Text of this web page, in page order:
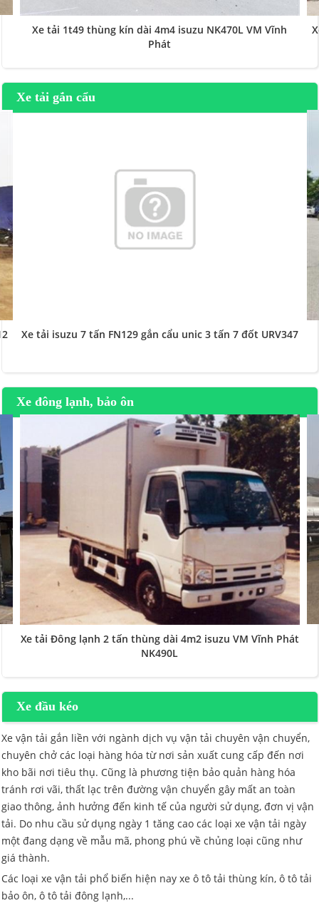
Xe tải 1t49 thùng kín dài 4m4 isuzu NK470L VM Vĩnh
Phát
Xe tải gắn cẩu
Xe tải isuzu 7 tấn FN129 gắn cẩu unic 3 tấn 7 đốt URV347
Xe đông lạnh, bảo ôn
Xe tải Đông lạnh 2 tấn thùng dài 4m2 isuzu VM Vĩnh Phát
NK490L
Xe đầu kéo
Xe vận tải gắn liền với ngành dịch vụ vận tải chuyên vận chuyển,
chuyên chở các loại hàng hóa từ nơi sản xuất cung cấp đến nơi
kho bãi nơi tiêu thụ. Cũng là phương tiện bảo quản hàng hóa
tránh rơi vãi, thất lạc trên đường vận chuyển gây mất an toàn
giao thông, ảnh hưởng đến kinh tế của người sử dụng, đơn vị vận
tải. Do nhu cầu sử dụng ngày 1 tăng cao các loại xe vận tải ngày
một đang dạng về mẫu mã, phong phú về chủng loại cũng như
giá thành.
Các loại xe vận tải phổ biến hiện nay xe ô tô tải thùng kín, ô tô tải
bảo ôn, ô tô tải đông lạnh,...